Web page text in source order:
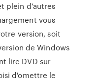
plein d’autres
vous
version, soit
de Windows
lire DVD sur
d'omettre le